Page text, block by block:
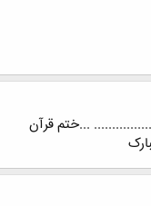
................ ...ختم قرآن